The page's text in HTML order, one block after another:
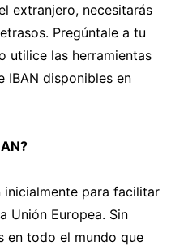
extranjero, necesitarás
Pregúntale a tu
utilice las herramientas
IBAN disponibles en
inicialmente para facilitar
Unión Europea. Sin
en todo el mundo que